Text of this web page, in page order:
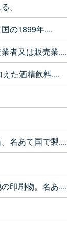
。
の1899年....
者又は販売業....
た酒精飲料....
名あて国で製....
印刷物。名あ....